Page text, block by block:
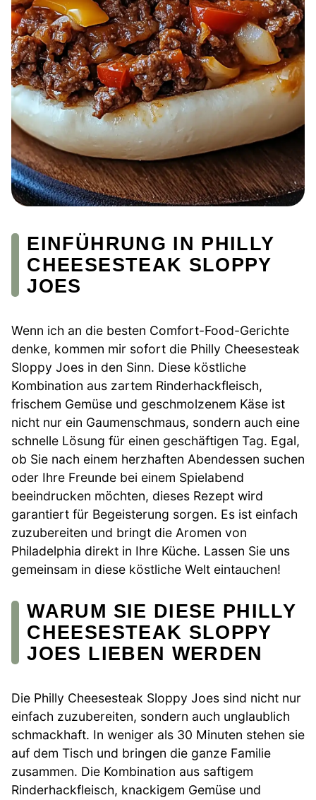
EINFÜHRUNG IN PHILLY
CHEESESTEAK SLOPPY
JOES
Wenn ich an die besten Comfort-Food-Gerichte
denke, kommen mir sofort die Philly Cheesesteak
Sloppy Joes in den Sinn. Diese köstliche
Kombination aus zartem Rinderhackfleisch,
frischem Gemüse und geschmolzenem Käse ist
nicht nur ein Gaumenschmaus, sondern auch eine
schnelle Lösung für einen geschäftigen Tag. Egal,
ob Sie nach einem herzhaften Abendessen suchen
oder Ihre Freunde bei einem Spielabend
beeindrucken möchten, dieses Rezept wird
garantiert für Begeisterung sorgen. Es ist einfach
zuzubereiten und bringt die Aromen von
Philadelphia direkt in Ihre Küche. Lassen Sie uns
gemeinsam in diese köstliche Welt eintauchen!
WARUM SIE DIESE PHILLY
CHEESESTEAK SLOPPY
JOES LIEBEN WERDEN
Die Philly Cheesesteak Sloppy Joes sind nicht nur
einfach zuzubereiten, sondern auch unglaublich
schmackhaft. In weniger als 30 Minuten stehen sie
auf dem Tisch und bringen die ganze Familie
zusammen. Die Kombination aus saftigem
Rinderhackfleisch, knackigem Gemüse und